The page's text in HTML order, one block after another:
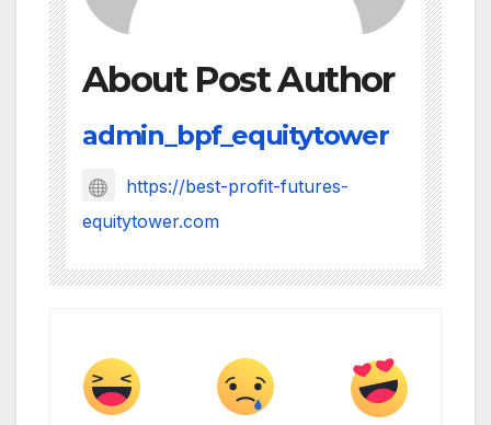
About Post Author
admin_bpf_equitytower
https://best-profit-futures-
equitytower.com